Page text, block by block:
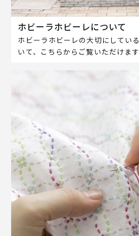
ホビーラホビーレについて
ホビーラホビーレの大切にしてい
いて、こちらからご覧いただけます